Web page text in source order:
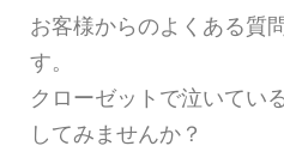
お客様からのよくある質
す。
クローゼットで泣いてい
してみませんか？